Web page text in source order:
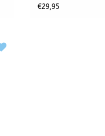
€29,95